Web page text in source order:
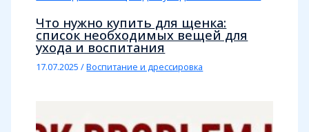
Что нужно купить для щенка:
список необходимых вещей для
ухода и воспитания
17.07.2025/Воспитание и дрессировка